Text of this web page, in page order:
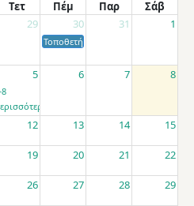
Τετ Πέμ Παρ
Σάβ
29 30 31 1
Τοποθετήσεις αποσπασμένων
5 6 7 8
12 13 14 15
19 20 21 22
26 27 28 29